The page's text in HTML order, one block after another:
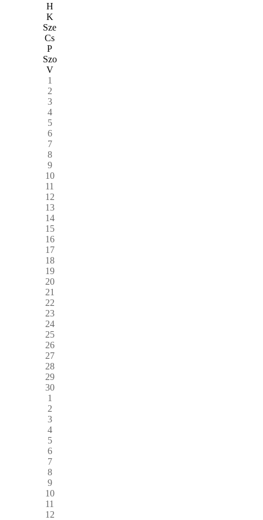
H
K
Sze
Cs
P
Szo
V
1
2
3
4
5
6
7
8
9
10
11
12
13
14
15
16
17
18
19
20
21
22
23
24
25
26
27
28
29
30
1
2
3
4
5
6
7
8
9
10
11
12